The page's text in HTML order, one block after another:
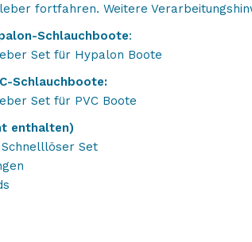
fortfahren. Weitere
Schlauchboote:
Set für Hypalon Boote
Schlauchboote:
Set für PVC Boote
enthalten)
Set